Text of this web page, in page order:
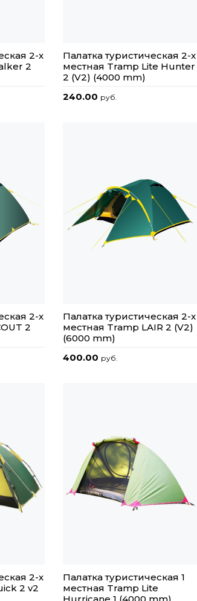
2-х
2
Палатка туристическая 2-х
местная Tramp Lite Hunter
2 (V2) (4000 mm)
240.00 руб.
2-х
2
Палатка туристическая 2-x
местная Tramp LAIR 2 (V2)
(6000 mm)
400.00 руб.
2-х
2 v2
Палатка туристическая 1
местная Tramp Lite